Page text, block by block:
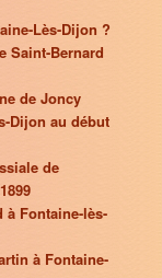
Lès-Dijon ?
Saint-Bernard
de Joncy
Dijon au début
de
à Fontaine-lès-
à Fontaine-